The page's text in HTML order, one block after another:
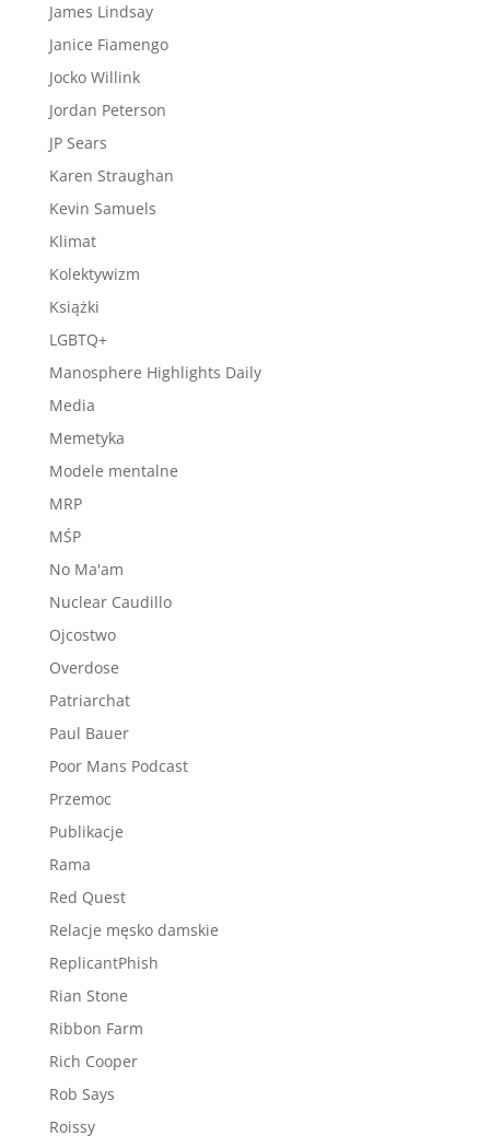
James Lindsay
Janice Fiamengo
Jocko Willink
Jordan Peterson
JP Sears
Karen Straughan
Kevin Samuels
Klimat
Kolektywizm
Książki
LGBTQ+
Manosphere Highlights Daily
Media
Memetyka
Modele mentalne
MRP
MŚP
No Ma'am
Nuclear Caudillo
Ojcostwo
Overdose
Patriarchat
Paul Bauer
Poor Mans Podcast
Przemoc
Publikacje
Rama
Red Quest
Relacje męsko damskie
ReplicantPhish
Rian Stone
Ribbon Farm
Rich Cooper
Rob Says
Roissy